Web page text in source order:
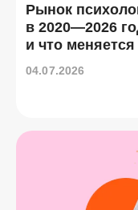
Рынок
в 2020—2026
и что меняется
04.07.2026